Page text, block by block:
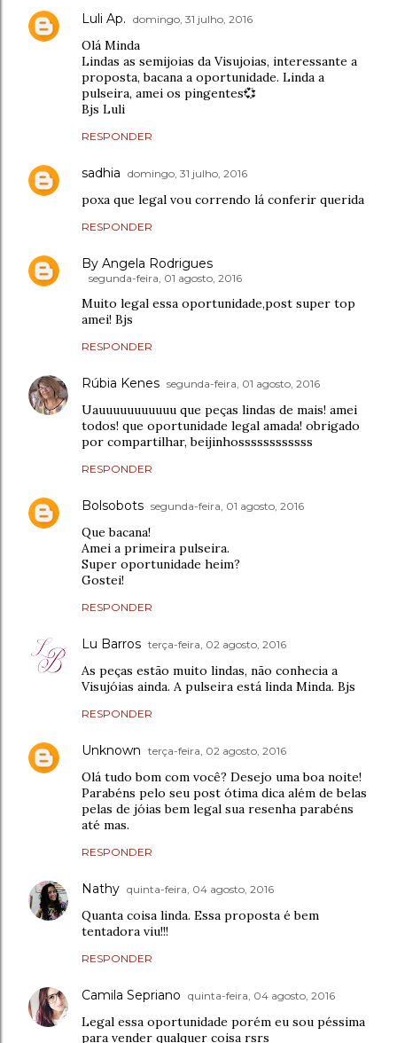
Luli Ap. domingo, 31 julho, 2016
Olá Minda
Lindas as semijoias da Visujoias, interessante a
proposta, bacana a oportunidade. Linda a
pulseira, amei os pingentes💞
Bjs Luli
RESPONDER
sadhia domingo, 31 julho, 2016
poxa que legal vou correndo lá conferir querida
RESPONDER
By Angela Rodrigues
segunda-feira, 01 agosto, 2016
Muito legal essa oportunidade,post super top
amei! Bjs
RESPONDER
Rúbia Kenes segunda-feira, 01 agosto, 2016
Uauuuuuuuuuuu que peças lindas de mais! amei
todos! que oportunidade legal amada! obrigado
por compartilhar, beijinhossssssssssss
RESPONDER
Bolsobots segunda-feira, 01 agosto, 2016
Que bacana!
Amei a primeira pulseira.
Super oportunidade heim?
Gostei!
RESPONDER
Lu Barros terça-feira, 02 agosto, 2016
As peças estão muito lindas, não conhecia a
Visujóias ainda. A pulseira está linda Minda. Bjs
RESPONDER
Unknown terça-feira, 02 agosto, 2016
Olá tudo bom com você? Desejo uma boa noite!
Parabéns pelo seu post ótima dica além de belas
pelas de jóias bem legal sua resenha parabéns
até mas.
RESPONDER
Nathy quinta-feira, 04 agosto, 2016
Quanta coisa linda. Essa proposta é bem
tentadora viu!!!
RESPONDER
Camila Sepriano quinta-feira, 04 agosto, 2016
Legal essa oportunidade porém eu sou péssima
para vender qualquer coisa rsrs